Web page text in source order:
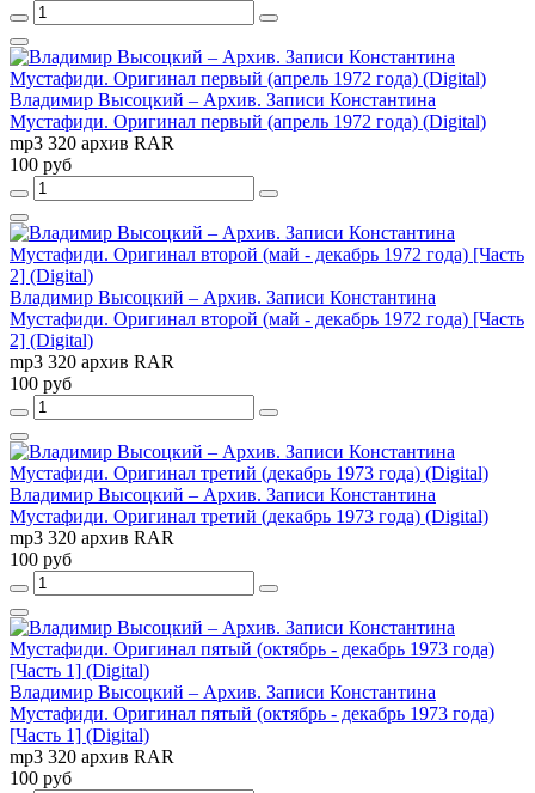
Владимир Высоцкий – Архив. Записи Константина
Мустафиди. Оригинал первый (апрель 1972 года) (Digital)
mp3 320 архив RAR
100 руб
Владимир Высоцкий – Архив. Записи Константина
Мустафиди. Оригинал второй (май - декабрь 1972 года) [Часть
2] (Digital)
mp3 320 архив RAR
100 руб
Владимир Высоцкий – Архив. Записи Константина
Мустафиди. Оригинал третий (декабрь 1973 года) (Digital)
mp3 320 архив RAR
100 руб
Владимир Высоцкий – Архив. Записи Константина
Мустафиди. Оригинал пятый (октябрь - декабрь 1973 года)
[Часть 1] (Digital)
mp3 320 архив RAR
100 руб